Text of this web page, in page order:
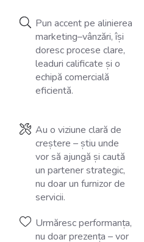
Pun accent pe alinierea
marketing–vânzări, își
doresc procese clare,
leaduri calificate și o
echipă comercială
eficientă.
Au o viziune clară de
creștere – știu unde
vor să ajungă și caută
un partener strategic,
nu doar un furnizor de
servicii.
Urmăresc performanța,
nu doar prezența – vor